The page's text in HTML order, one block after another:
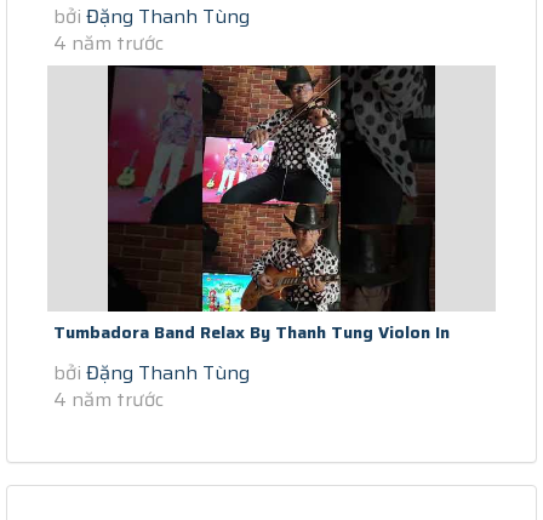
Saigon Social Distance...
bởi Đặng Thanh Tùng
4 năm trước
Tumbadora Band Relax By Thanh Tung Violon In
Saigon Social Distance Voulez...
bởi Đặng Thanh Tùng
4 năm trước